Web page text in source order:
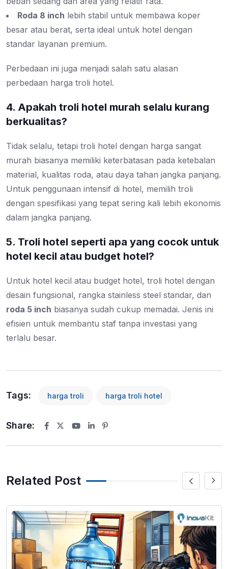
Roda 8 inch lebih stabil untuk membawa koper
besar atau berat, serta ideal untuk hotel dengan
standar layanan premium.
Perbedaan ini juga menjadi salah satu alasan
perbedaan harga troli hotel.
4. Apakah troli hotel murah selalu kurang
berkualitas?
Tidak selalu, tetapi troli hotel dengan harga sangat
murah biasanya memiliki keterbatasan pada ketebalan
material, kualitas roda, atau daya tahan jangka panjang.
Untuk penggunaan intensif di hotel, memilih troli
dengan spesifikasi yang tepat sering kali lebih ekonomis
dalam jangka panjang.
5. Troli hotel seperti apa yang cocok untuk
hotel kecil atau budget hotel?
Untuk hotel kecil atau budget hotel, troli hotel dengan
desain fungsional, rangka stainless steel standar, dan
roda 5 inch biasanya sudah cukup memadai. Jenis ini
efisien untuk membantu staf tanpa investasi yang
terlalu besar.
Tags: harga troli harga troli hotel
Share:
Youtube
LinkedIn
Related Post